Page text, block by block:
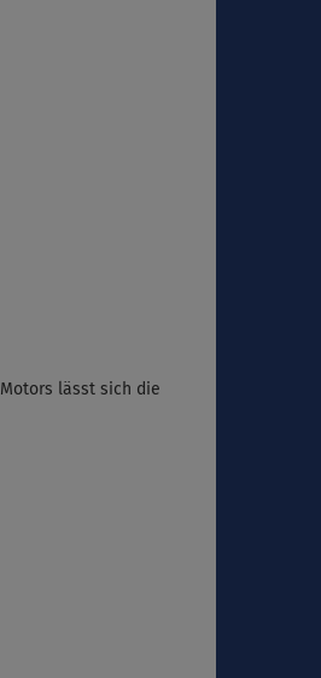
lässt sich die